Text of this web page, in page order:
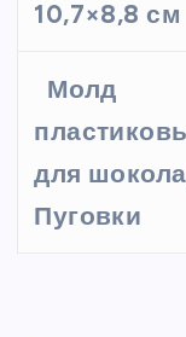
10,7×8,8 см
Молд
для
Пуговки